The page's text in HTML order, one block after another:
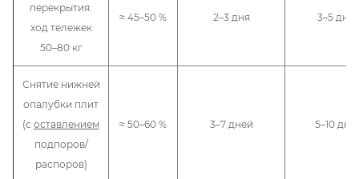
перекрытия:
ход тележек
50–80 кг
≈ 45–50 % 2–3 дня 3–5
Снятие нижней
опалубки плит
(с оставлением
подпоров/
распоров)
≈ 50–60 % 3–7 дней 5–10